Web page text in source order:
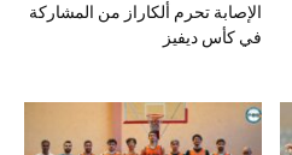
الإصابة تحرم ألكاراز من المشاركة
في كأس ديفيز